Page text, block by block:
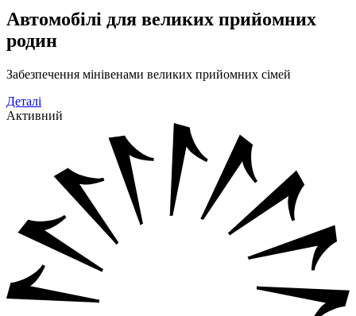
Автомобілі для великих прийомних
родин
Забезпечення мінівенами великих прийомних сімей
Деталі
Активний